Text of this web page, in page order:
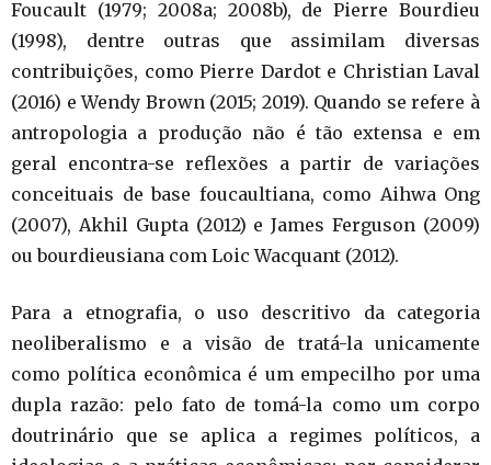
Foucault (1979; 2008a; 2008b), de Pierre Bourdieu
(1998), dentre outras que assimilam diversas
contribuições, como Pierre Dardot e Christian Laval
(2016) e Wendy Brown (2015; 2019). Quando se refere à
antropologia a produção não é tão extensa e em
geral encontra-se reflexões a partir de variações
conceituais de base foucaultiana, como Aihwa Ong
(2007), Akhil Gupta (2012) e James Ferguson (2009)
ou bourdieusiana com Loic Wacquant (2012).
Para a etnografia, o uso descritivo da categoria
neoliberalismo e a visão de tratá-la unicamente
como política econômica é um empecilho por uma
dupla razão: pelo fato de tomá-la como um corpo
doutrinário que se aplica a regimes políticos, a